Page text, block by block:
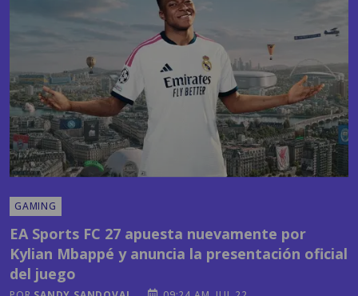
GAMING
Kylian Mbappé y anuncia la presentación oficial
del juego
PORSANDY SANDOVAL 09:24 AM, JUL 22